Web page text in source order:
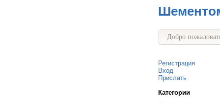
Добро
Регистрация
Вход
Прислать
Категории